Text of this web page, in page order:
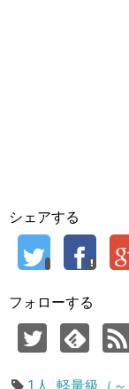
シェアする
フォローする